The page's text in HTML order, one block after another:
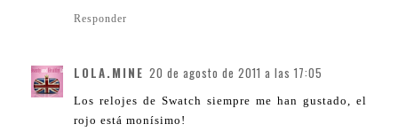
Responder
LOLA.MINE 20 de agosto de 2011 a las 17:05
Los relojes de Swatch siempre me han gustado, el
rojo está monísimo!